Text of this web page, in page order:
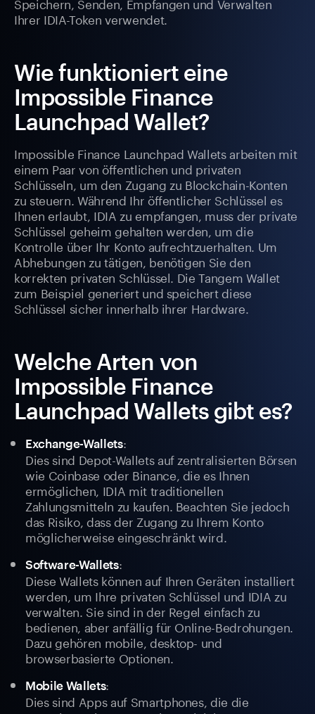
Ihrer IDIA-Token verwendet.
Wie funktioniert eine
Impossible Finance
Launchpad Wallet?
Impossible Finance Launchpad Wallets arbeiten mit
einem Paar von öffentlichen und privaten
Schlüsseln, um den Zugang zu Blockchain-Konten
zu steuern. Während Ihr öffentlicher Schlüssel es
Ihnen erlaubt, IDIA zu empfangen, muss der private
Schlüssel geheim gehalten werden, um die
Kontrolle über Ihr Konto aufrechtzuerhalten. Um
Abhebungen zu tätigen, benötigen Sie den
korrekten privaten Schlüssel. Die Tangem Wallet
zum Beispiel generiert und speichert diese
Schlüssel sicher innerhalb ihrer Hardware.
Welche Arten von
Impossible Finance
Launchpad Wallets gibt es?
Exchange-Wallets:
Dies sind Depot-Wallets auf zentralisierten Börsen
wie Coinbase oder Binance, die es Ihnen
ermöglichen, IDIA mit traditionellen
Zahlungsmitteln zu kaufen. Beachten Sie jedoch
das Risiko, dass der Zugang zu Ihrem Konto
möglicherweise eingeschränkt wird.
Software-Wallets:
Diese Wallets können auf Ihren Geräten installiert
werden, um Ihre privaten Schlüssel und IDIA zu
verwalten. Sie sind in der Regel einfach zu
bedienen, aber anfällig für Online-Bedrohungen.
Dazu gehören mobile, desktop- und
browserbasierte Optionen.
Mobile Wallets:
Dies sind Apps auf Smartphones, die die